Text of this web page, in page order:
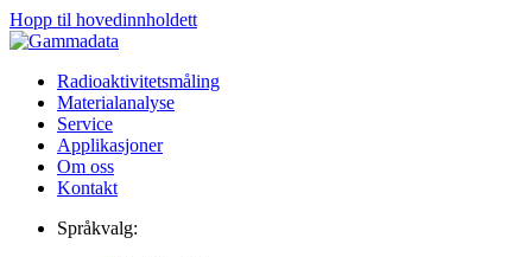
Hopp til hovedinnholdett
Radioaktivitetsmåling
Materialanalyse
Service
Applikasjoner
Om oss
Kontakt
Språkvalg: